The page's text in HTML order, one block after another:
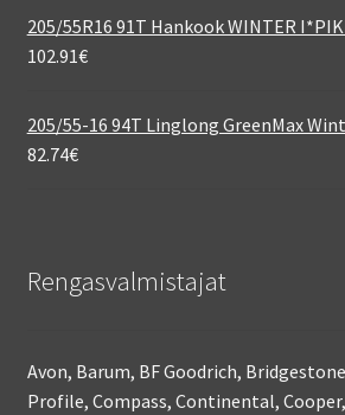
205/55R16 91T Hankook WINTER
102.91€
205/55-16 94T Linglong GreenMax
82.74€
Rengasvalmistajat
Avon, Barum, BF Goodrich,
Profile, Compass, Continental,